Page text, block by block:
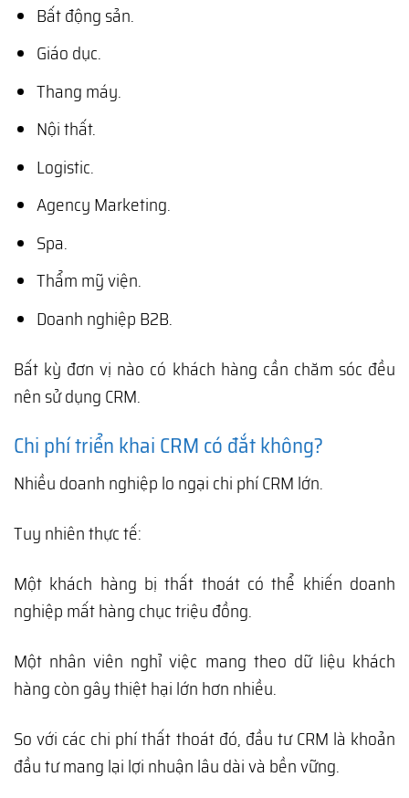
Bất động sản.
Giáo dục.
Thang máy.
Nội thất.
Logistic.
Agency Marketing.
Spa.
Thẩm mỹ viện.
Doanh nghiệp B2B.
Bất kỳ đơn vị nào có khách hàng cần chăm sóc đều
nên sử dụng CRM.
Chi phí triển khai CRM có đắt không?
Nhiều doanh nghiệp lo ngại chi phí CRM lớn.
Tuy nhiên thực tế:
Một khách hàng bị thất thoát có thể khiến doanh
nghiệp mất hàng chục triệu đồng.
Một nhân viên nghỉ việc mang theo dữ liệu khách
hàng còn gây thiệt hại lớn hơn nhiều.
So với các chi phí thất thoát đó, đầu tư CRM là khoản
đầu tư mang lại lợi nhuận lâu dài và bền vững.